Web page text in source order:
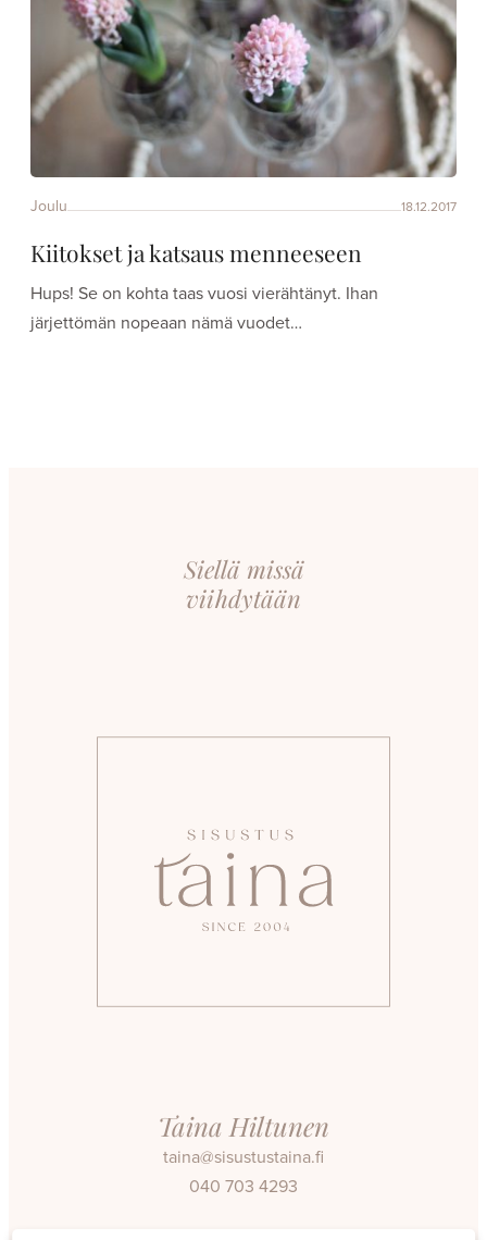
Joulu 18.12.2017
Kiitokset ja katsaus menneeseen
Hups! Se on kohta taas vuosi vierähtänyt. Ihan
järjettömän nopeaan nämä vuodet…
Siellä missä
viihdytään
Taina Hiltunen
taina@sisustustaina.fi
040 703 4293